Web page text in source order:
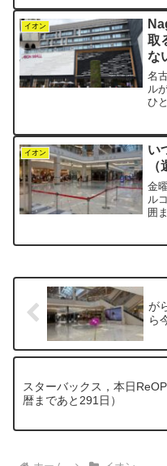
タ
し
イオン
取
な
名
ル
ひ
武
の
イオン
い
金
ル
囲
が
ら
スターバックス，本日
暦まであと291日）